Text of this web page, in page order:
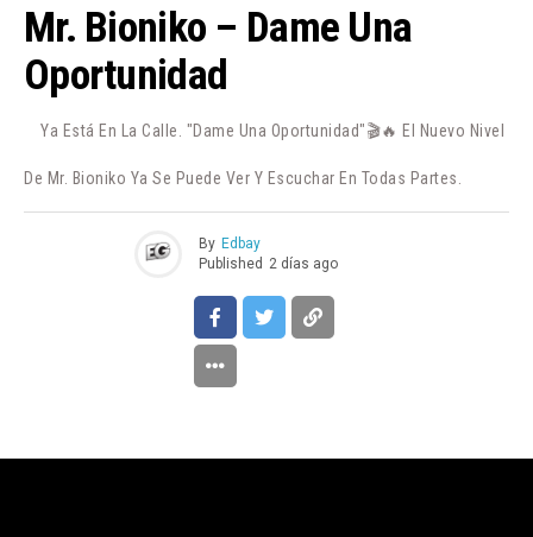
Mr. Bioniko – Dame Una
Oportunidad
Ya Está En La Calle. "Dame Una Oportunidad"🎬🔥 El Nuevo Nivel
De Mr. Bioniko Ya Se Puede Ver Y Escuchar En Todas Partes.
By Edbay
Published 2 días ago